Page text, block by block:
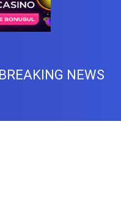
BREAKING NEWS